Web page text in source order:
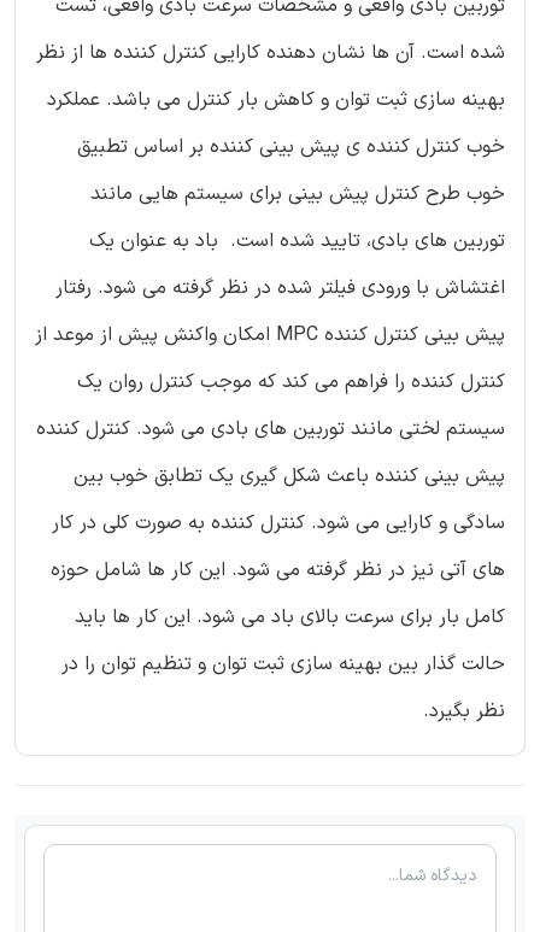
شده است. آن ها نشان دهنده کارایی کنترل کننده ها از نظر
بهینه سازی ثبت توان و کاهش بار کنترل می باشد. عملکرد
خوب کنترل کننده ی پیش بینی کننده بر اساس تطبیق
خوب طرح کنترل پیش بینی برای سیستم هایی مانند
توربین های بادی، تایید شده است. باد به عنوان یک
اغتشاش با ورودی فیلتر شده در نظر گرفته می شود. رفتار
پیش بینی کنترل کننده MPC امکان واکنش پیش از موعد از
کنترل کننده را فراهم می کند که موجب کنترل روان یک
سیستم لختی مانند توربین های بادی می شود. کنترل کننده
پیش بینی کننده باعث شکل گیری یک تطابق خوب بین
سادگی و کارایی می شود. کنترل کننده به صورت کلی در کار
های آتی نیز در نظر گرفته می شود. این کار ها شامل حوزه
کامل بار برای سرعت بالای باد می شود. این کار ها باید
حالت گذار بین بهینه سازی ثبت توان و تنظیم توان را در
نظر بگیرد.